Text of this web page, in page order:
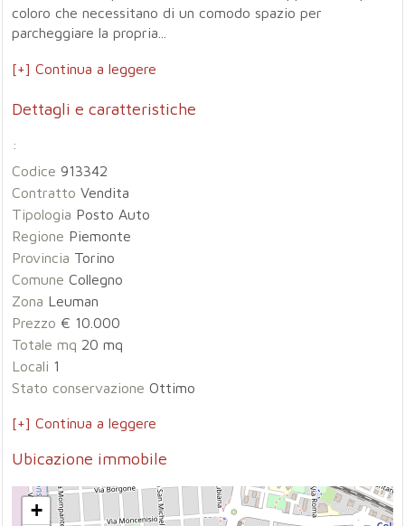
coloro che necessitano di un comodo spazio per
parcheggiare la propria...
[+] Continua a leggere
Dettagli e caratteristiche
:
Codice 913342
Contratto Vendita
Tipologia Posto Auto
Regione Piemonte
Provincia Torino
Comune Collegno
Zona Leuman
Prezzo € 10.000
Totale mq 20 mq
Locali 1
Stato conservazione Ottimo
[+] Continua a leggere
Ubicazione immobile
+